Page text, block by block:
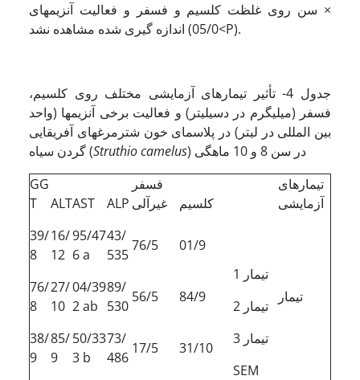
× سن روی غلظت کلسیم و فسفر و فعالیت آنزیمهای
اندازه گیری شده مشاهده نشد (05/0<P).
جدول 4- تأثیر تیمارهای آزمایشی مختلف روی کلسیم،
فسفر (میلی­گرم در دسی­لیتر) و فعالیت برخی آنزیمها (واحد
بین المللی در لیتر) در پلاسمای خون شترمرغهای آفریقایی
گردن سیاه (Struthiocamelus
) در سن 8 و 10 ماهگی
GG
T
ALTAST ALP
فسفر
غیرآلی
کلسیم
تیمارهای
آزمایشی
39/
8
16/
12
95/47
6 a
43/
535
76/5
01/9
تیمار 1
تیمار 2
تیمار 3
SEM
تیمار
76/
8
27/
10
04/39
2 ab
89/
530
56/5 84/9
38/
9
85/
9
50/33
3 b
73/
486
17/5 31/10